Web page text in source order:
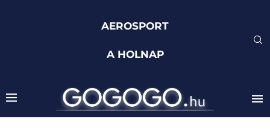
AEROSPORT
A HOLNAP